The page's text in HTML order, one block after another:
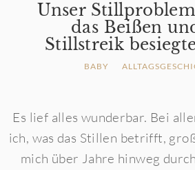
Unser
das Beißen
Stillstreik
BABY
Es lief alles wunderbar. Bei
ich, was das Stillen betrifft,
mich über Jahre hinweg